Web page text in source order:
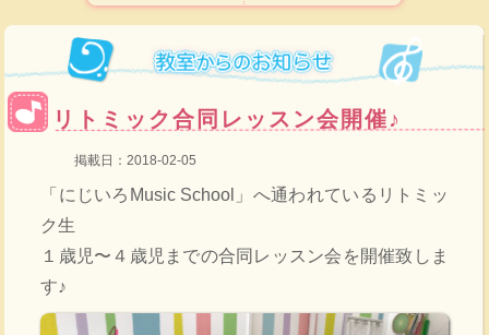
リトミック合同レッスン会開催♪
掲載日：2018-02-05
「にじいろMusic School」へ通われているリトミッ
ク生
１歳児〜４歳児までの合同レッスン会を開催致しま
す♪